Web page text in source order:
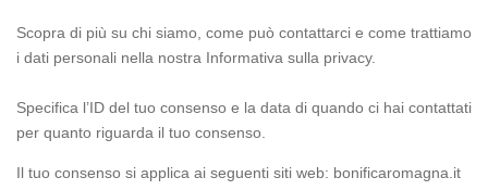
Scopra di più su chi siamo, come può contattarci e come trattiamo
i dati personali nella nostra Informativa sulla privacy.
Specifica l’ID del tuo consenso e la data di quando ci hai contattati
per quanto riguarda il tuo consenso.
Il tuo consenso si applica ai seguenti siti web: bonificaromagna.it